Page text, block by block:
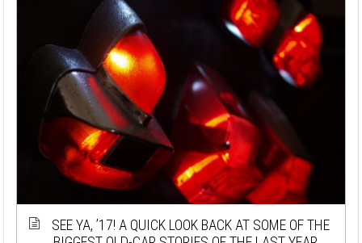
SEE YA, ’17! A QUICK LOOK BACK AT SOME OF THE